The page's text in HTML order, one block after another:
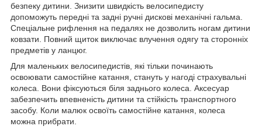
безпеку дитини. Знизити швидкість велосипедисту
допоможуть передні та задні ручні дискові механічні гальма.
Спеціальне рифлення на педалях не дозволить ногам дитини
ковзати. Повний щиток виключає влучення одягу та сторонніх
предметів у ланцюг.
Для маленьких велосипедистів, які тільки починають
освоювати самостійне катання, стануть у нагоді страхувальні
колеса. Вони фіксуються біля заднього колеса. Аксесуар
забезпечить впевненість дитини та стійкість транспортного
засобу. Коли малюк освоїть самостійне катання, колеса
можна прибрати.